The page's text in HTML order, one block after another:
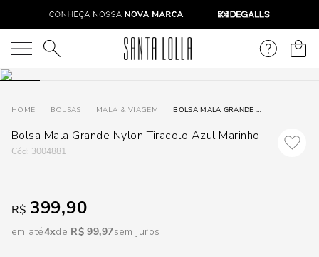
O que você está procurando?
BOLSAS MALA & VIAGEM BOLSA MALA GRANDE NYLON TIRACOLO AZUL MARINHO
Bolsa Mala Grande Nylon Tiracolo Azul Marinho
: 3004881
R$ 399,90
em até4 R$ 99,97sem juros